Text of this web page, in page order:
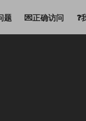
题 💌正确访问 ❓